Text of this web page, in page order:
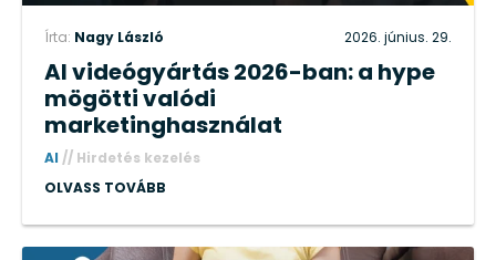
Írta: Nagy László 2026. június. 29.
AI videógyártás 2026-ban: a hype
mögötti valódi
marketinghasználat
AI // Hirdetés kezelés
OLVASS TOVÁBB